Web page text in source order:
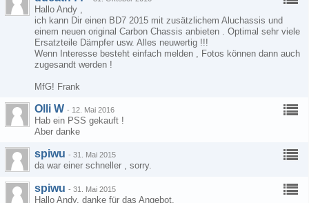
Hallo Andy ,
ich kann Dir einen BD7 2015 mit zusätzlichem Aluchassis und
einem neuen original Carbon Chassis anbieten . Optimal sehr viele
Ersatzteile Dämpfer usw. Alles neuwertig !!!
Wenn Interesse besteht einfach melden , Fotos können dann auch
zugesandt werden !
MfG! Frank
Olli W - 12. Mai 2016
Hab ein PSS gekauft !
Aber danke
spiwu - 31. Mai 2015
da war einer schneller , sorry.
spiwu - 31. Mai 2015
Hallo Andy, danke für das Angebot.